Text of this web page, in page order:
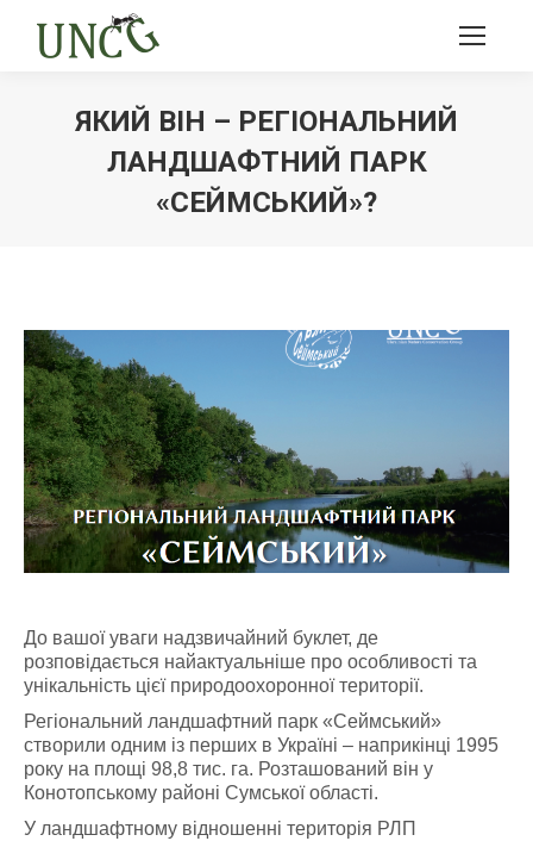
ЯКИЙ ВІН – РЕГІОНАЛЬНИЙ
ЛАНДШАФТНИЙ ПАРК
«СЕЙМСЬКИЙ»?
До вашої уваги надзвичайний буклет, де
розповідається найактуальніше про особливості та
унікальність цієї природоохоронної території.
Регіональний ландшафтний парк «Сеймський»
створили одним із перших в Україні – наприкінці 1995
року на площі 98,8 тис. га. Розташований він у
Конотопському районі Сумської області.
У ландшафтному відношенні територія РЛП